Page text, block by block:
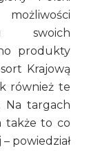
swoich
produkty
Krajową
również te
Na targach
także to co
powiedział